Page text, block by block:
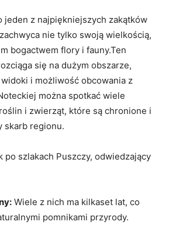
jeden z najpiękniejszych zakątków
nie tylko swoją wielkością,
bogactwem ⁣flory i fauny.Ten
się‌ na dużym obszarze,
⁤i możliwość obcowania z⁢
można spotkać wiele
i zwierząt, które są chronione ⁢i
skarb regionu.
po szlakach Puszczy,⁢ odwiedzający⁢
Wiele z nich ma kilkaset lat, co
pomnikami przyrody.